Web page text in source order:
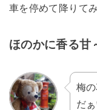
車を停めて降りて
ほのかに香る甘
梅
だ